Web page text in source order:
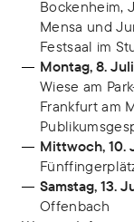
Bockenheim,
Mensa und
Festsaal im
Montag, 8.
Wiese am
Frankfurt am
Mittwoch, 10.
Samstag, 13.
Offenbach